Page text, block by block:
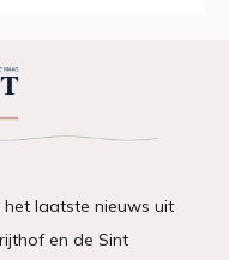
laatste nieuws uit
en de Sint